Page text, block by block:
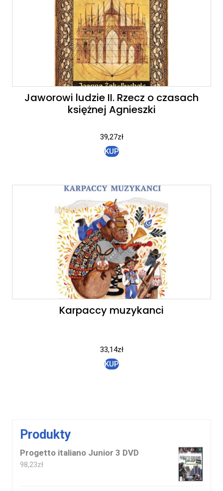
Jaworowi ludzie II. Rzecz o czasach
księżnej Agnieszki
39,27zł
KUP
Karpaccy muzykanci
33,14zł
KUP
Produkty
Progetto italiano Junior 3 DVD
98,23zł